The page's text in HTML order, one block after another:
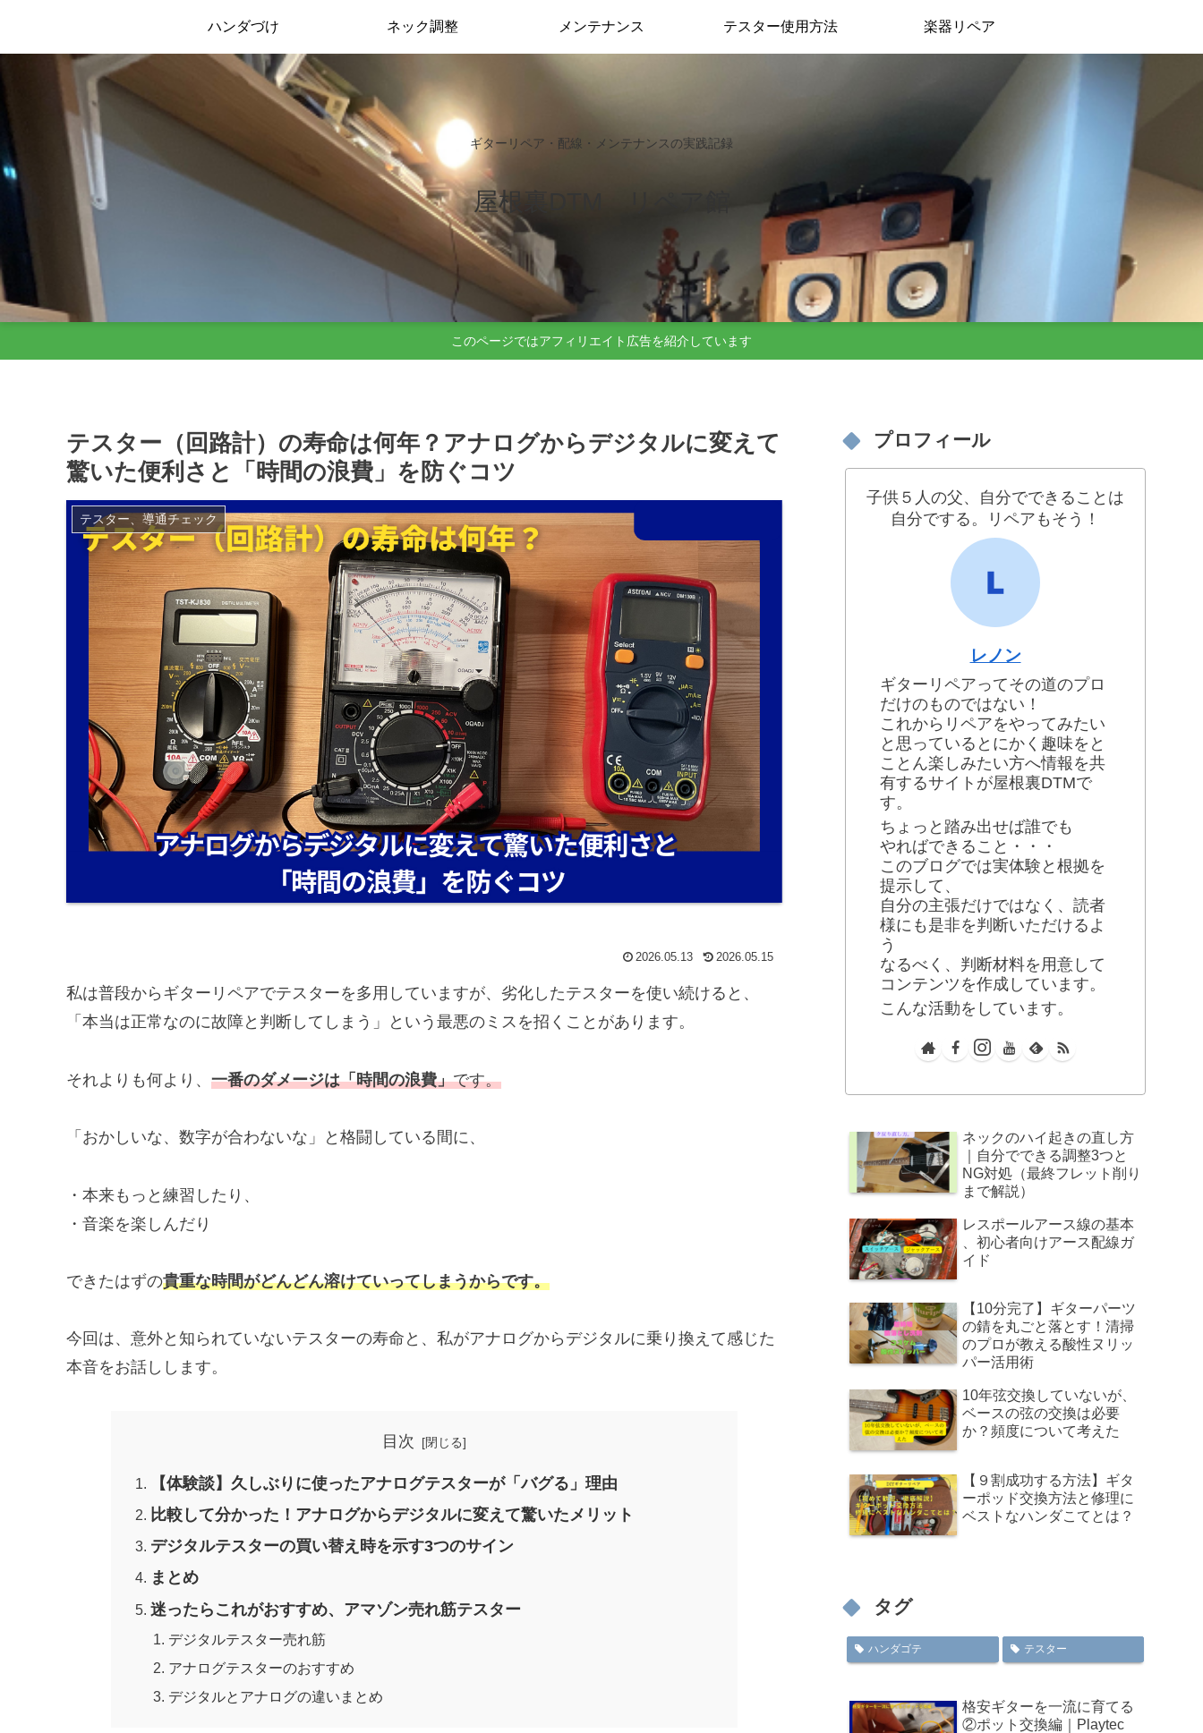
ギターリペア・配線・メンテナンスの実践記録
屋根裏DTM リペア館
ハンダづけ ネック調整 メンテナンス テスター使用方法 楽器リペア
このページではアフィリエイト広告を紹介しています
テスター（回路計）の寿命は何年？アナログからデジタルに変えて
驚いた便利さと「時間の浪費」を防ぐコツ
テスター、導通チェック
2026.05.13 2026.05.15
私は普段からギターリペアでテスターを多用していますが、劣化したテスターを使い続けると、
「本当は正常なのに故障と判断してしまう」という最悪のミスを招くことがあります。
それよりも何より、 一番のダメージは「時間の浪費」です。
「おかしいな、数字が合わないな」と格闘している間に、
・本来もっと練習したり、
・音楽を楽しんだり
できたはずの貴重な時間がどんどん溶けていってしまうからです。
今回は、意外と知られていないテスターの寿命と、私がアナログからデジタルに乗り換えて感じた
本音をお話しします。
目次
【体験談】久しぶりに使ったアナログテスターが「バグる」理由
比較して分かった！アナログからデジタルに変えて驚いたメリット
デジタルテスターの買い替え時を示す3つのサイン
まとめ
迷ったらこれがおすすめ、アマゾン売れ筋テスター
デジタルテスター売れ筋
アナログテスターのおすすめ
デジタルとアナログの違いまとめ
プロフィール
子供５人の父、自分でできることは
自分でする。リペアもそう！
レノン
ギターリペアってその道のプロ
だけのものではない！
これからリペアをやってみたい
と思っているとにかく趣味をと
ことん楽しみたい方へ情報を共
有するサイトが屋根裏DTMで
す。
ちょっと踏み出せば誰でも
やればできること・・・
このブログでは実体験と根拠を
提示して、
自分の主張だけではなく、読者
様にも是非を判断いただけるよ
う
なるべく、判断材料を用意して
コンテンツを作成しています。
こんな活動をしています。
ネックのハイ起きの直し方
｜自分でできる調整3つと
NG対処（最終フレット削り
まで解説）
レスポールアース線の基本
、初心者向けアース配線ガ
イド
【10分完了】ギターパーツ
の錆を丸ごと落とす！清掃
のプロが教える酸性ヌリッ
パー活用術
10年弦交換していないが、
ベースの弦の交換は必要
か？頻度について考えた
【９割成功する方法】ギタ
ーポッド交換方法と修理に
ベストなハンダこてとは？
タグ
ハンダゴテ テスター
格安ギターを一流に育てる
②ポット交換編｜Playtec